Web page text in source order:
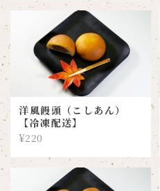
洋風饅頭（こしあん）
【冷凍配送】
¥220